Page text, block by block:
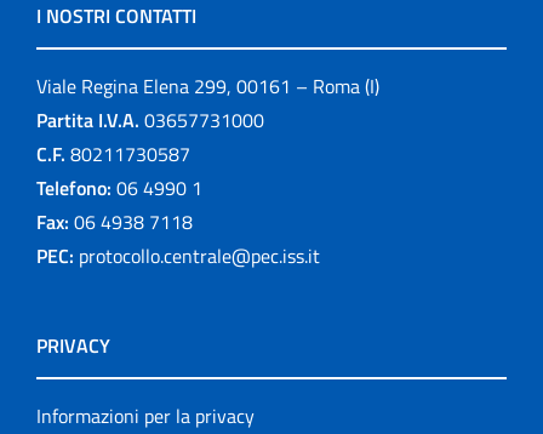
I NOSTRI CONTATTI
Viale Regina Elena 299, 00161 – Roma (I)
Partita I.V.A. 03657731000
C.F. 80211730587
Telefono: 06 4990 1
Fax: 06 4938 7118
PEC: protocollo.centrale@pec.iss.it
PRIVACY
Informazioni per la privacy